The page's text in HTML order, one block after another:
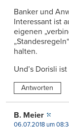
Banker und
Interessant ist
eigenen
halten.
Und’s Dorisli
Antworten
B. Meier
06.07.2018 um